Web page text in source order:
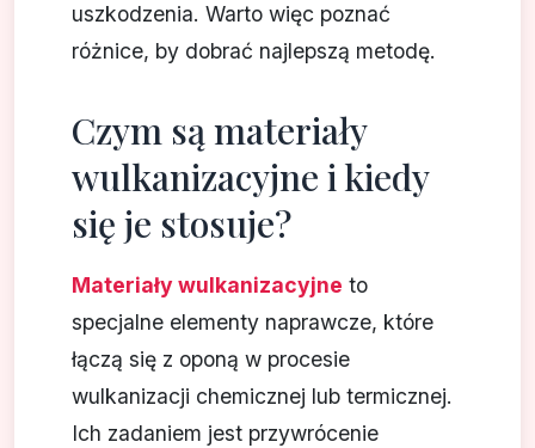
uszkodzenia. Warto więc poznać
różnice, by dobrać najlepszą metodę.
Czym są materiały
wulkanizacyjne i kiedy
się je stosuje?
Materiały wulkanizacyjne to
specjalne elementy naprawcze, które
łączą się z oponą w procesie
wulkanizacji chemicznej lub termicznej.
Ich zadaniem jest przywrócenie